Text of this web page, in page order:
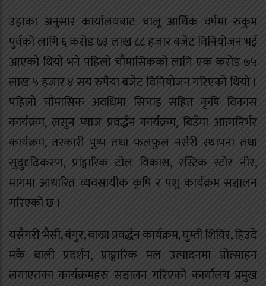
उहाका अनुसार कार्यालयबाट चालू आर्थिक वर्षमा रुकुम
पुर्वको लागि ६ करोड ७३ लाख ८८ हजार बजेट विनियोजन भई
आएको थियो भने पहिलो चौमासिकको लागि एक करोड ७५
लाख ५ हजार ४ सय रुपैया बजेट विनियोजन गरिएको थियो ।
पहिलो चौमासिक अवधिमा सिचाइ सहित कृषि विकास
कार्यक्रम, लसुन प्याज प्रवर्द्धन कार्यक्रम, बिउँमा आत्मनिर्भर
कार्यक्रम, तरकारी पुष्प तथा फलफुल नर्सरी स्थापना तथा
सुदुदृढिकरण, प्रांङ्गारिक टोल विकास, रस्टिक स्टोर नीर,
मागमा आधारित व्यवसायीक कृषि र पशु कार्यक्रम सञ्चालन
गरिएको छ ।
यसैगरी भैसी, बंगुर, बाख्रा प्रवर्द्धन कार्यक्रम, घुम्ती शिविर, हिउदे
मकै बाली प्रदर्शन, प्राङ्गारिक मल उत्पादनमा प्रोत्साहन
लगाएतका कार्यक्रमहरु सञ्चालन गरिएको कार्यालय प्रमुख